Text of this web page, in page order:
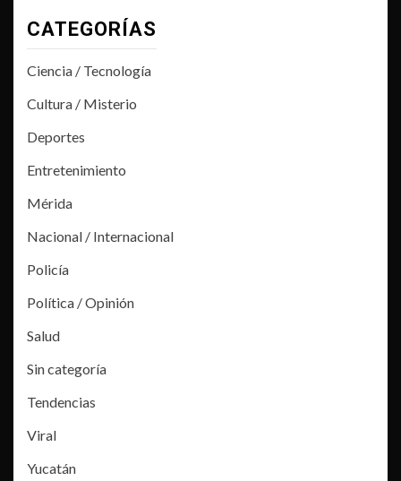
CATEGORÍAS
Ciencia / Tecnología
Cultura / Misterio
Deportes
Entretenimiento
Mérida
Nacional / Internacional
Policía
Política / Opinión
Salud
Sin categoría
Tendencias
Viral
Yucatán